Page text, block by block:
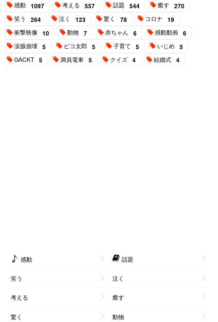
感動 1097 考える 557 話題 544 癒す 270
笑う 264 泣く 123 驚く 78 コロナ 19
衝撃映像 10 動物 7 赤ちゃん 6 感動動画 6
涙腺崩壊 5 ピコ太郎 5 子育て 5 いじめ 5
GACKT 5 満員電車 5 クイズ 4 結婚式 4
感動 話題
笑う 泣く
考える 癒す
驚く 動物